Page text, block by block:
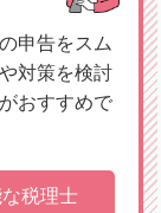
申告をスム
対策を検討
おすすめで
税理士